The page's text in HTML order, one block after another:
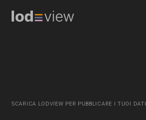
SCARICA LODVIEW PER PUBBLICARE I TUOI DATI